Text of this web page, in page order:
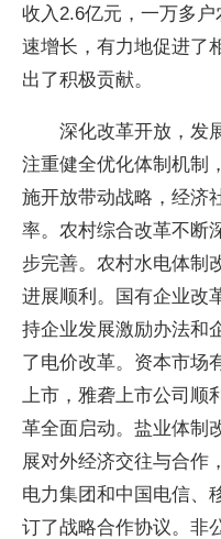
收入2.6亿元，一万多
速增长，有力地促进了
出了积极贡献。
深化改革开放，发展
注重健全优化体制机制
施开放带动战略，经济
率。农村综合改革不断
步完善。农村水电体制
进展顺利。国有企业改
持企业发展激励办法和
了电价改革。资本市场
上市，雅砻上市公司
革全面启动。盐业体制
展对外经济交往与合作
电力集团和中国电信、
订了战略合作协议。非